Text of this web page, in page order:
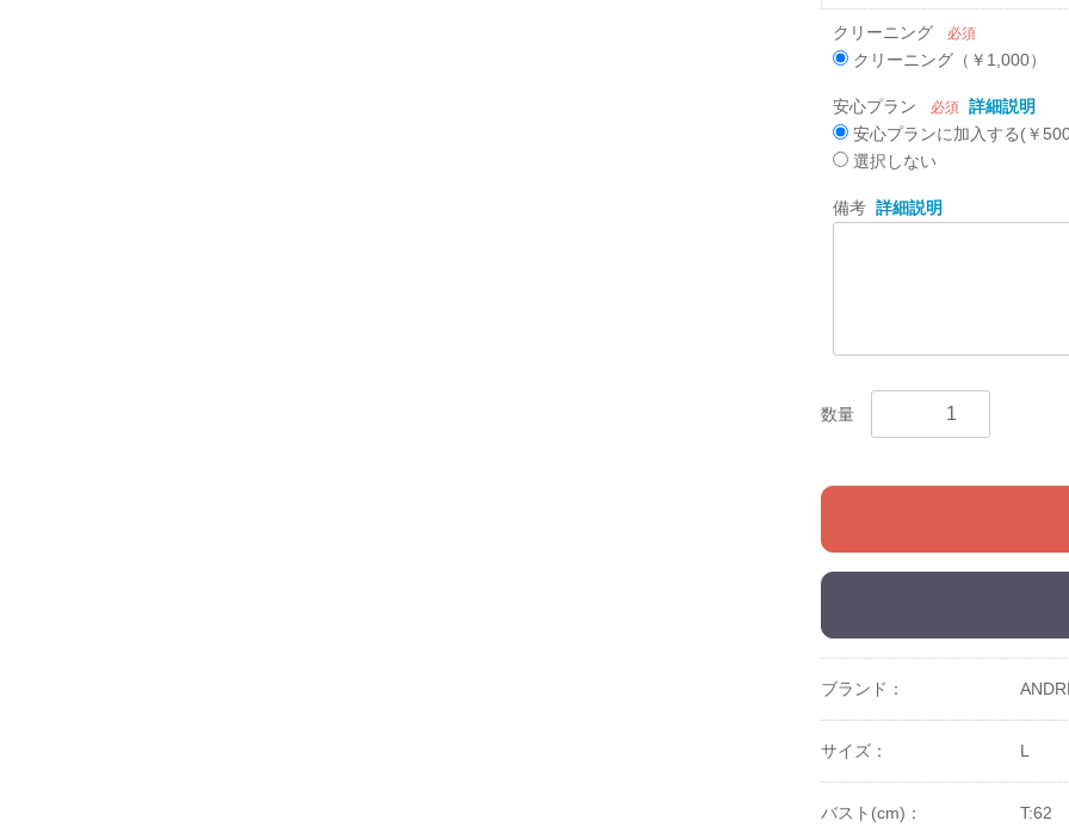
クリーニング 必須
クリーニング（￥1,000）
安心プラン 必須 詳細説明
安心プランに加入する(￥
選択しない
備考 詳細説明
数量
ブランド：
サイズ： L
バスト(cm)： T:62